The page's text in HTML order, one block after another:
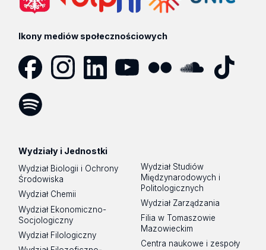
Ikony mediów społecznościowych
Wydziały i Jednostki
Wydział Biologii i Ochrony
Środowiska
Wydział Chemii
Wydział Ekonomiczno-
Socjologiczny
Wydział Filologiczny
Wydział Studiów
Międzynarodowych i
Politologicznych
Wydział Zarządzania
Filia w Tomaszowie
Mazowieckim
Centra naukowe i zespoły